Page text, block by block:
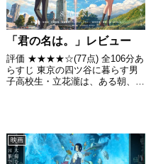
「君の名は。」レビュー
評価 ★★★★☆(77点) 全106分あ
らすじ 東京の四ツ谷に暮らす男
子高校生・立花瀧は、ある朝、目
な夢」だと思いながら...
映画